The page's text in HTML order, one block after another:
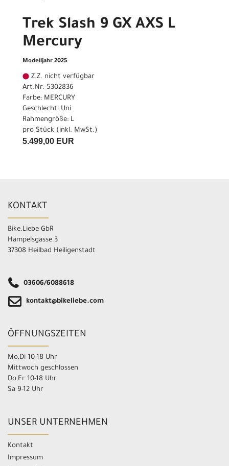
Trek Slash 9 GX AXS L
Mercury
Modelljahr 2025
Z.Z. nicht verfügbar
Art.Nr. 5302836
Farbe: MERCURY
Geschlecht: Uni
Rahmengröße: L
pro Stück (inkl. MwSt.)
5.499,00 EUR
KONTAKT
Bike.Liebe GbR
Hampelsgasse 3
37308 Heilbad Heiligenstadt
03606/6088618
kontakt@bikeliebe.com
ÖFFNUNGSZEITEN
Mo,Di 10-18 Uhr
Mittwoch geschlossen
Do,Fr 10-18 Uhr
Sa 9-12 Uhr
UNSER UNTERNEHMEN
Kontakt
Impressum